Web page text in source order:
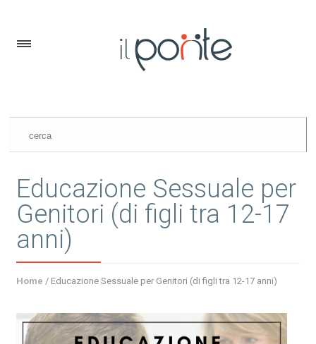
Educazione Sessuale per
Genitori (di figli tra 12-17
anni)
Home / Educazione Sessuale per Genitori (di figli tra 12-17 anni)